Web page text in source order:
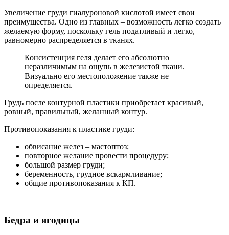
Увеличение груди гиалуроновой кислотой имеет свои
преимущества. Одно из главных – возможность легко создать
желаемую форму, поскольку гель податливый и легко,
равномерно распределяется в тканях.
Консистенция геля делает его абсолютно
неразличимым на ощупь в железистой ткани.
Визуально его местоположение также не
определяется.
Грудь после контурной пластики приобретает красивый,
ровный, правильный, желанный контур.
Противопоказания к пластике груди:
обвисание желез – мастоптоз;
повторное желание провести процедуру;
большой размер груди;
беременность, грудное вскармливание;
общие противопоказания к КП.
Бедра и ягодицы